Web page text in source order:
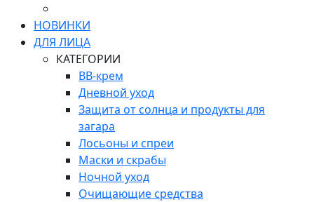
НОВИНКИ
ДЛЯ ЛИЦА
КАТЕГОРИИ
ВВ-крем
Дневной уход
Защита от солнца и продукты для
загара
Лосьоны и спреи
Маски и скрабы
Ночной уход
Очищающие средства